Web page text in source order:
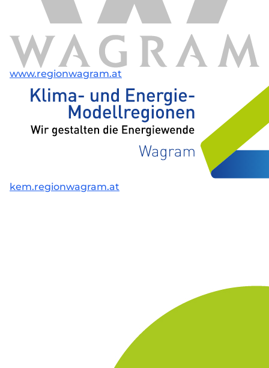
www.regionwagram.at
kem.regionwagram.at